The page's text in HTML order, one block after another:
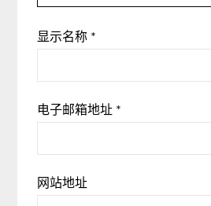
显示名称 *
电子邮箱地址 *
网站地址